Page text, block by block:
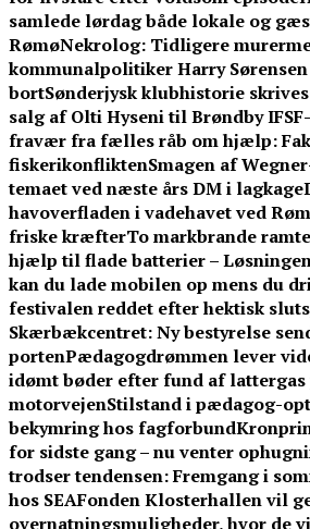
samlede lørdag både lokale og
RømøNekrolog: Tidligere
kommunalpolitiker Harry
bortSønderjysk klubhistorie
salg af Olti Hyseni til Brøndby IF
fravær fra fælles råb om hjælp:
fiskerikonfliktenSmagen af
temaet ved næste års DM i lagkage
havoverfladen i vadehavet ved
friske kræfterTo markbrande
hjælp til flade batterier –
kan du lade mobilen op mens du
festivalen reddet efter hektisk
Skærbækcentret: Ny bestyrelse
portenPædagogdrømmen lever
idømt bøder efter fund af lattergas
motorvejenStilstand i pædagog-
bekymring hos fagforbund
for sidste gang – nu venter
trodser tendensen: Fremgang i
hos SEAFonden Klosterhallen vil
overnatningsmuligheder, hvor de